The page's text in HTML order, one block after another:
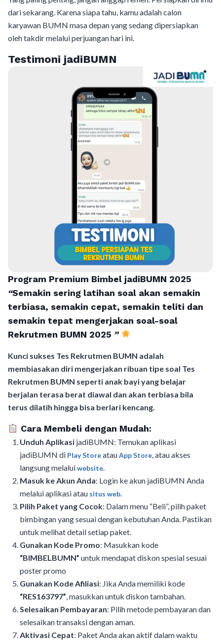
dari sekarang. Karena siapa tahu, kamu adalah calon
karyawan BUMN masa depan yang sedang dipersiapkan
oleh takdir melalui perjuangan hari ini.
Testimoni jadiBUMN
Program Premium Bimbel jadiBUMN 2025
“Semakin sering latihan soal akan semakin
terbiasa, semakin cepat, semakin teliti dan
semakin tepat mengerjakan soal-soal
Rekrutmen BUMN 2025 ”
Kunci sukses Tes Rekrutmen BUMN adalah
membiasakan diri mengerjakan ribuan tipe soal Tes
Rekrutmen BUMN seperti anak bayi yang belajar
berjalan terasa berat diawal dan akan terbiasa bila
terus dilatih hingga bisa berlari kencang.
Cara Membeli dengan Mudah:
Unduh Aplikasi jadiBUMN: Temukan aplikasi
jadiBUMN di Play StoreatauApp Store, atau akses
langsung melaluiwebsite.
Masuk ke Akun Anda: Login ke akun jadiBUMN Anda
melalui aplikasi atau situs web.
Pilih Paket yang Cocok: Dalam menu “Beli”, pilih paket
bimbingan yang sesuai dengan kebutuhan Anda. Pastikan
untuk melihat detail setiap paket.
Gunakan Kode Promo: Masukkan kode
“BIMBELBUMN” untuk mendapat diskon spesial sesuai
poster promo
Gunakan Kode Afiliasi: Jika Anda memiliki kode
“RES163797”, masukkan untuk diskon tambahan.
Selesaikan Pembayaran: Pilih metode pembayaran dan
selesaikan transaksi dengan aman.
Aktivasi Cepat: Paket Anda akan aktif dalam waktu